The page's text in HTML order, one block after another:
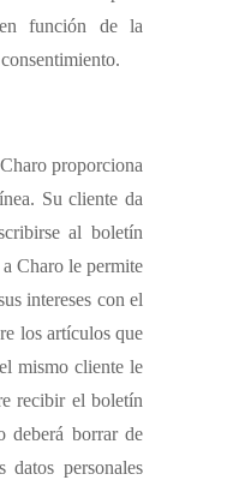
función de la
proporciona
Su cliente da
al boletín
Charo le permite
intereses con el
los artículos que
mismo cliente le
recibir el boletín
deberá borrar de
datos personales